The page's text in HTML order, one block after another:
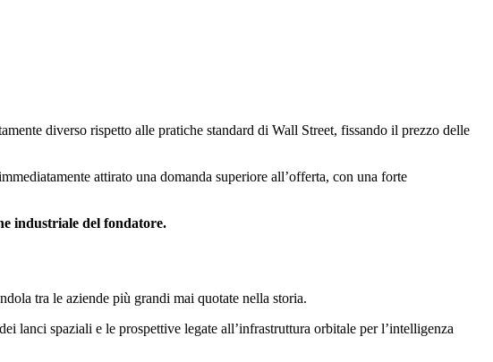
diverso rispetto alle pratiche standard di Wall Street, fissando il prezzo delle
attirato una domanda superiore all’offerta, con una forte
industriale del fondatore.
tra le aziende più grandi mai quotate nella storia.
lanci spaziali e le prospettive legate all’infrastruttura orbitale per l’intelligenza